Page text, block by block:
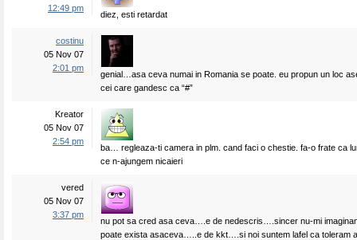
12:49 pm
diez, esti retardat
costinu
05 Nov 07
2:01 pm
genial…asa ceva numai in Romania se poate. eu propun un loc
cei care gandesc ca “#”
Kreator
05 Nov 07
2:54 pm
ba… regleaza-ti camera in plm. cand faci o chestie. fa-o frate ca
ce n-ajungem nicaieri
vered
05 Nov 07
3:37 pm
nu pot sa cred asa ceva….e de nedescris….sincer nu-mi
poate exista asaceva…..e de kkt….si noi suntem lafel ca toleram